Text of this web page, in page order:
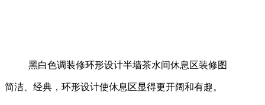
黑白色调装修环形设计半墙茶水间休息区装修图
简洁、经典，环形设计使休息区显得更开阔和有趣。